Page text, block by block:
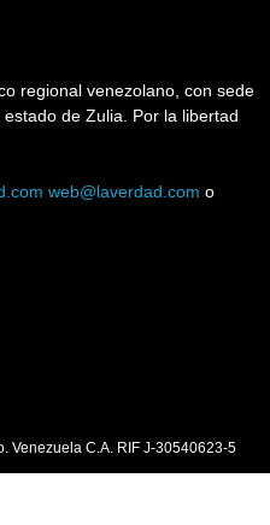
regional venezolano, con sede
de Zulia. Por la libertad
web@laverdad.com o
Venezuela C.A. RIF J-30540623-5